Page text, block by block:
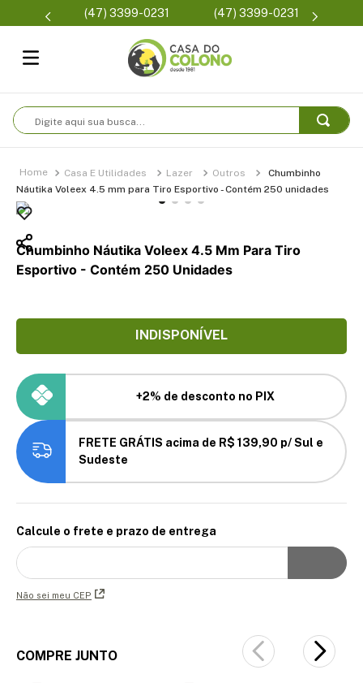
(47) 3399-0231 (47) 3399-0231
Digite aqui sua busca...
Casa E Utilidades Lazer Outros
Chumbinho
Náutika Voleex 4.5 mm para Tiro Esportivo - Contém 250 unidades
Chumbinho Náutika Voleex 4.5 Mm Para Tiro
Esportivo - Contém 250 Unidades
INDISPONÍVEL
+2% de desconto no PIX
FRETE GRÁTIS acima de R$ 139,90 p/ Sul e
Sudeste
Calcule o frete e prazo de entrega
Não sei meu CEP
COMPRE JUNTO